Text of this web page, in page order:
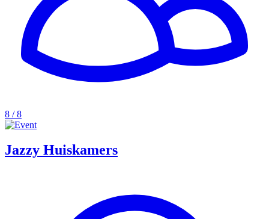
8 / 8
Jazzy Huiskamers